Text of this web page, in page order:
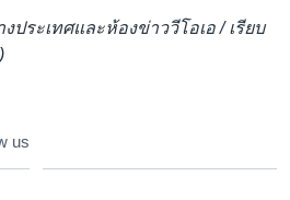
ประเทศและห้องข่าววีโอเอ / เรียบ
us